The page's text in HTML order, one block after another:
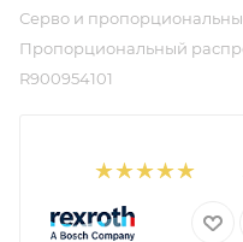
Серво и
Пропорциональный
R900954101